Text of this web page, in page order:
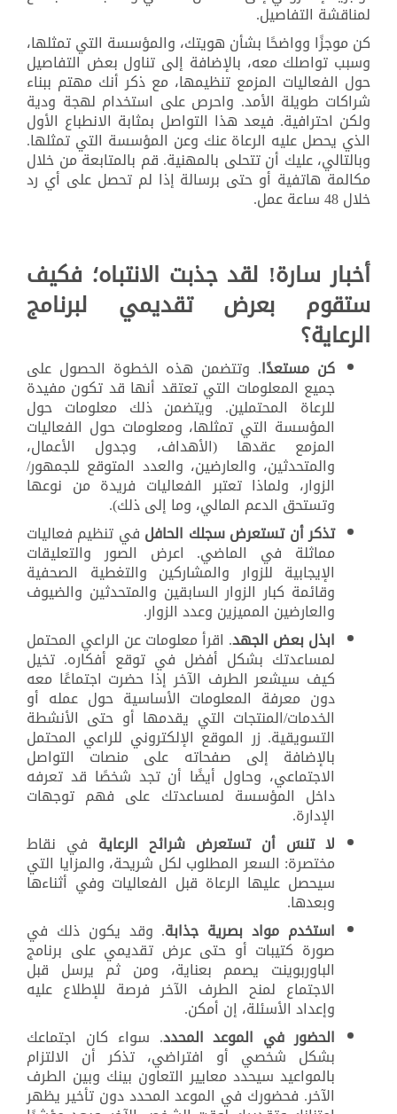
لمناقشة التفاصيل.
كن موجزًا وواضحًا بشأن هويتك، والمؤسسة التي تمثلها،
وسبب تواصلك معه، بالإضافة إلى تناول بعض التفاصيل
حول الفعاليات المزمع تنظيمها، مع ذكر أنك مهتم ببناء
شراكات طويلة الأمد. واحرص على استخدام لهجة ودية
ولكن احترافية. فيعد هذا التواصل بمثابة الانطباع الأول
الذي يحصل عليه الرعاة عنك وعن المؤسسة التي تمثلها.
وبالتالي، عليك أن تتحلى بالمهنية. قم بالمتابعة من خلال
مكالمة هاتفية أو حتى برسالة إذا لم تحصل على أي رد
خلال 48 ساعة عمل.
أخبار سارة! لقد جذبت الانتباه؛ فكيف
ستقوم بعرض تقديمي لبرنامج
الرعاية؟
كن مستعدًا. وتتضمن هذه الخطوة الحصول على
جميع المعلومات التي تعتقد أنها قد تكون مفيدة
للرعاة المحتملين. ويتضمن ذلك معلومات حول
المؤسسة التي تمثلها، ومعلومات حول الفعاليات
المزمع عقدها (الأهداف، وجدول الأعمال،
والمتحدثين، والعارضين، والعدد المتوقع للجمهور/
الزوار، ولماذا تعتبر الفعاليات فريدة من نوعها
وتستحق الدعم المالي، وما إلى ذلك).
تذكر أن تستعرض سجلك الحافلفي تنظيم فعاليات
مماثلة في الماضي. اعرض الصور والتعليقات
الإيجابية للزوار والمشاركين والتغطية الصحفية
وقائمة كبار الزوار السابقين والمتحدثين والضيوف
والعارضين المميزين وعدد الزوار.
ابذل بعض الجهد. اقرأ معلومات عن الراعي المحتمل
لمساعدتك بشكل أفضل في توقع أفكاره. تخيل
كيف سيشعر الطرف الآخر إذا حضرت اجتماعًا معه
دون معرفة المعلومات الأساسية حول عمله أو
الخدمات/المنتجات التي يقدمها أو حتى الأنشطة
التسويقية. زر الموقع الإلكتروني للراعي المحتمل
بالإضافة إلى صفحاته على منصات التواصل
الاجتماعي، وحاول أيضًا أن تجد شخصًا قد تعرفه
داخل المؤسسة لمساعدتك على فهم توجهات
الإدارة.
لا تنسَ أن تستعرض شرائح الرعايةفي نقاط
مختصرة: السعر المطلوب لكل شريحة، والمزايا التي
سيحصل عليها الرعاة قبل الفعاليات وفي أثناءها
وبعدها.
استخدم مواد بصرية جذابة. وقد يكون ذلك في
صورة كتيبات أو حتى عرض تقديمي على برنامج
الباوربوينت يصمم بعناية، ومن ثم يرسل قبل
الاجتماع لمنح الطرف الآخر فرصة للإطلاع عليه
وإعداد الأسئلة، إن أمكن.
الحضور في الموعد المحدد. سواء كان اجتماعك
بشكل شخصي أو افتراضي، تذكر أن الالتزام
بالمواعيد سيحدد معايير التعاون بينك وبين الطرف
الآخر. فحضورك في الموعد المحدد دون تأخير يظهر